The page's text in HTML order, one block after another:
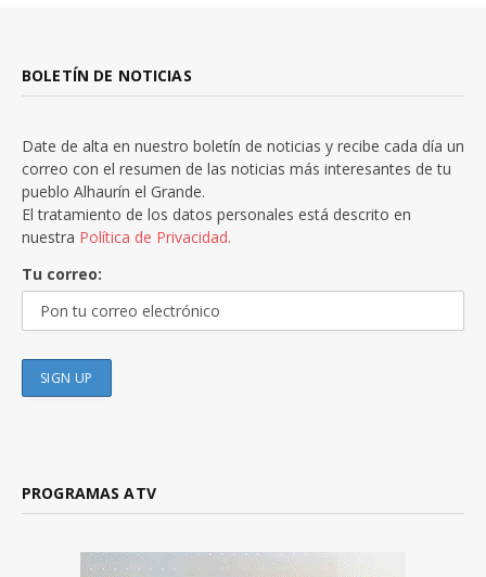
BOLETÍN DE NOTICIAS
Date de alta en nuestro boletín de noticias y recibe cada día un
correo con el resumen de las noticias más interesantes de tu
pueblo Alhaurín el Grande.
El tratamiento de los datos personales está descrito en
nuestra Política de Privacidad.
Tu correo:
PROGRAMAS ATV